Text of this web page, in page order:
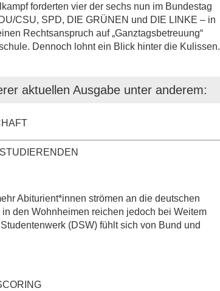
forderten vier der sechs nun im Bundestag
CSU, SPD, DIE GRÜNEN und DIE LINKE – in
Rechtsanspruch auf „Ganztagsbetreuung“
Dennoch lohnt ein Blick hinter die Kulissen.
aktuellen Ausgabe unter anderem:
Abiturient*innen strömen an die deutschen
den Wohnheimen reichen jedoch bei Weitem
(DSW) fühlt sich von Bund und